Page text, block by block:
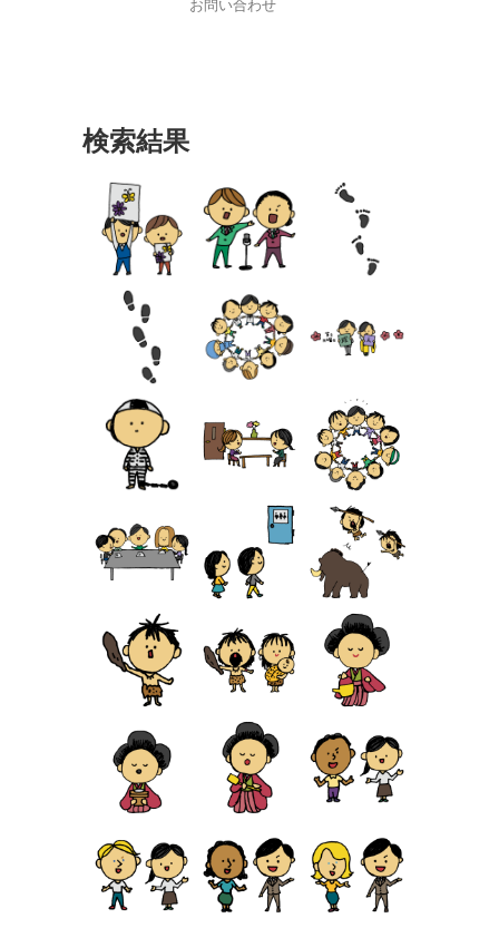
お問い合わせ
検索結果